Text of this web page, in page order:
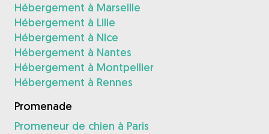
Hébergement à Marseille
Hébergement à Lille
Hébergement à Nice
Hébergement à Nantes
Hébergement à Montpellier
Hébergement à Rennes
Promenade
Promeneur de chien à Paris